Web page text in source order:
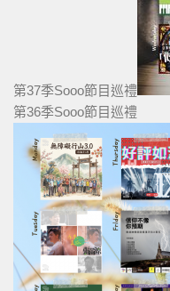
第37季Sooo節目巡禮
第36季Sooo節目巡禮